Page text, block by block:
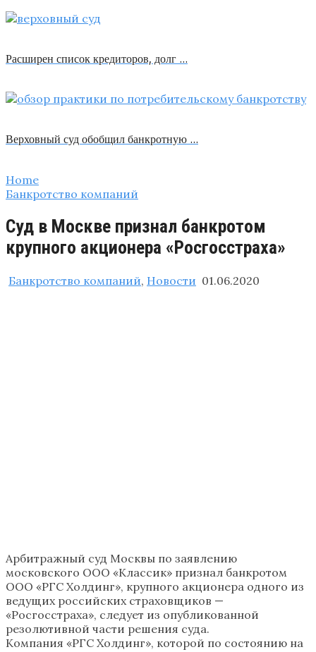
Расширен список кредиторов, долг …
Верховный суд обобщил банкротную …
Home
Банкротство компаний
Суд в Москве признал банкротом
крупного акционера «Росгосстраха»
Банкротство компаний, Новости 01.06.2020
Арбитражный суд Москвы по заявлению
московского ООО «Классик» признал банкротом
ООО «РГС Холдинг», крупного акционера одного из
ведущих российских страховщиков —
«Росгосстраха», следует из опубликованной
резолютивной части решения суда.
Компания «РГС Холдинг», которой по состоянию на